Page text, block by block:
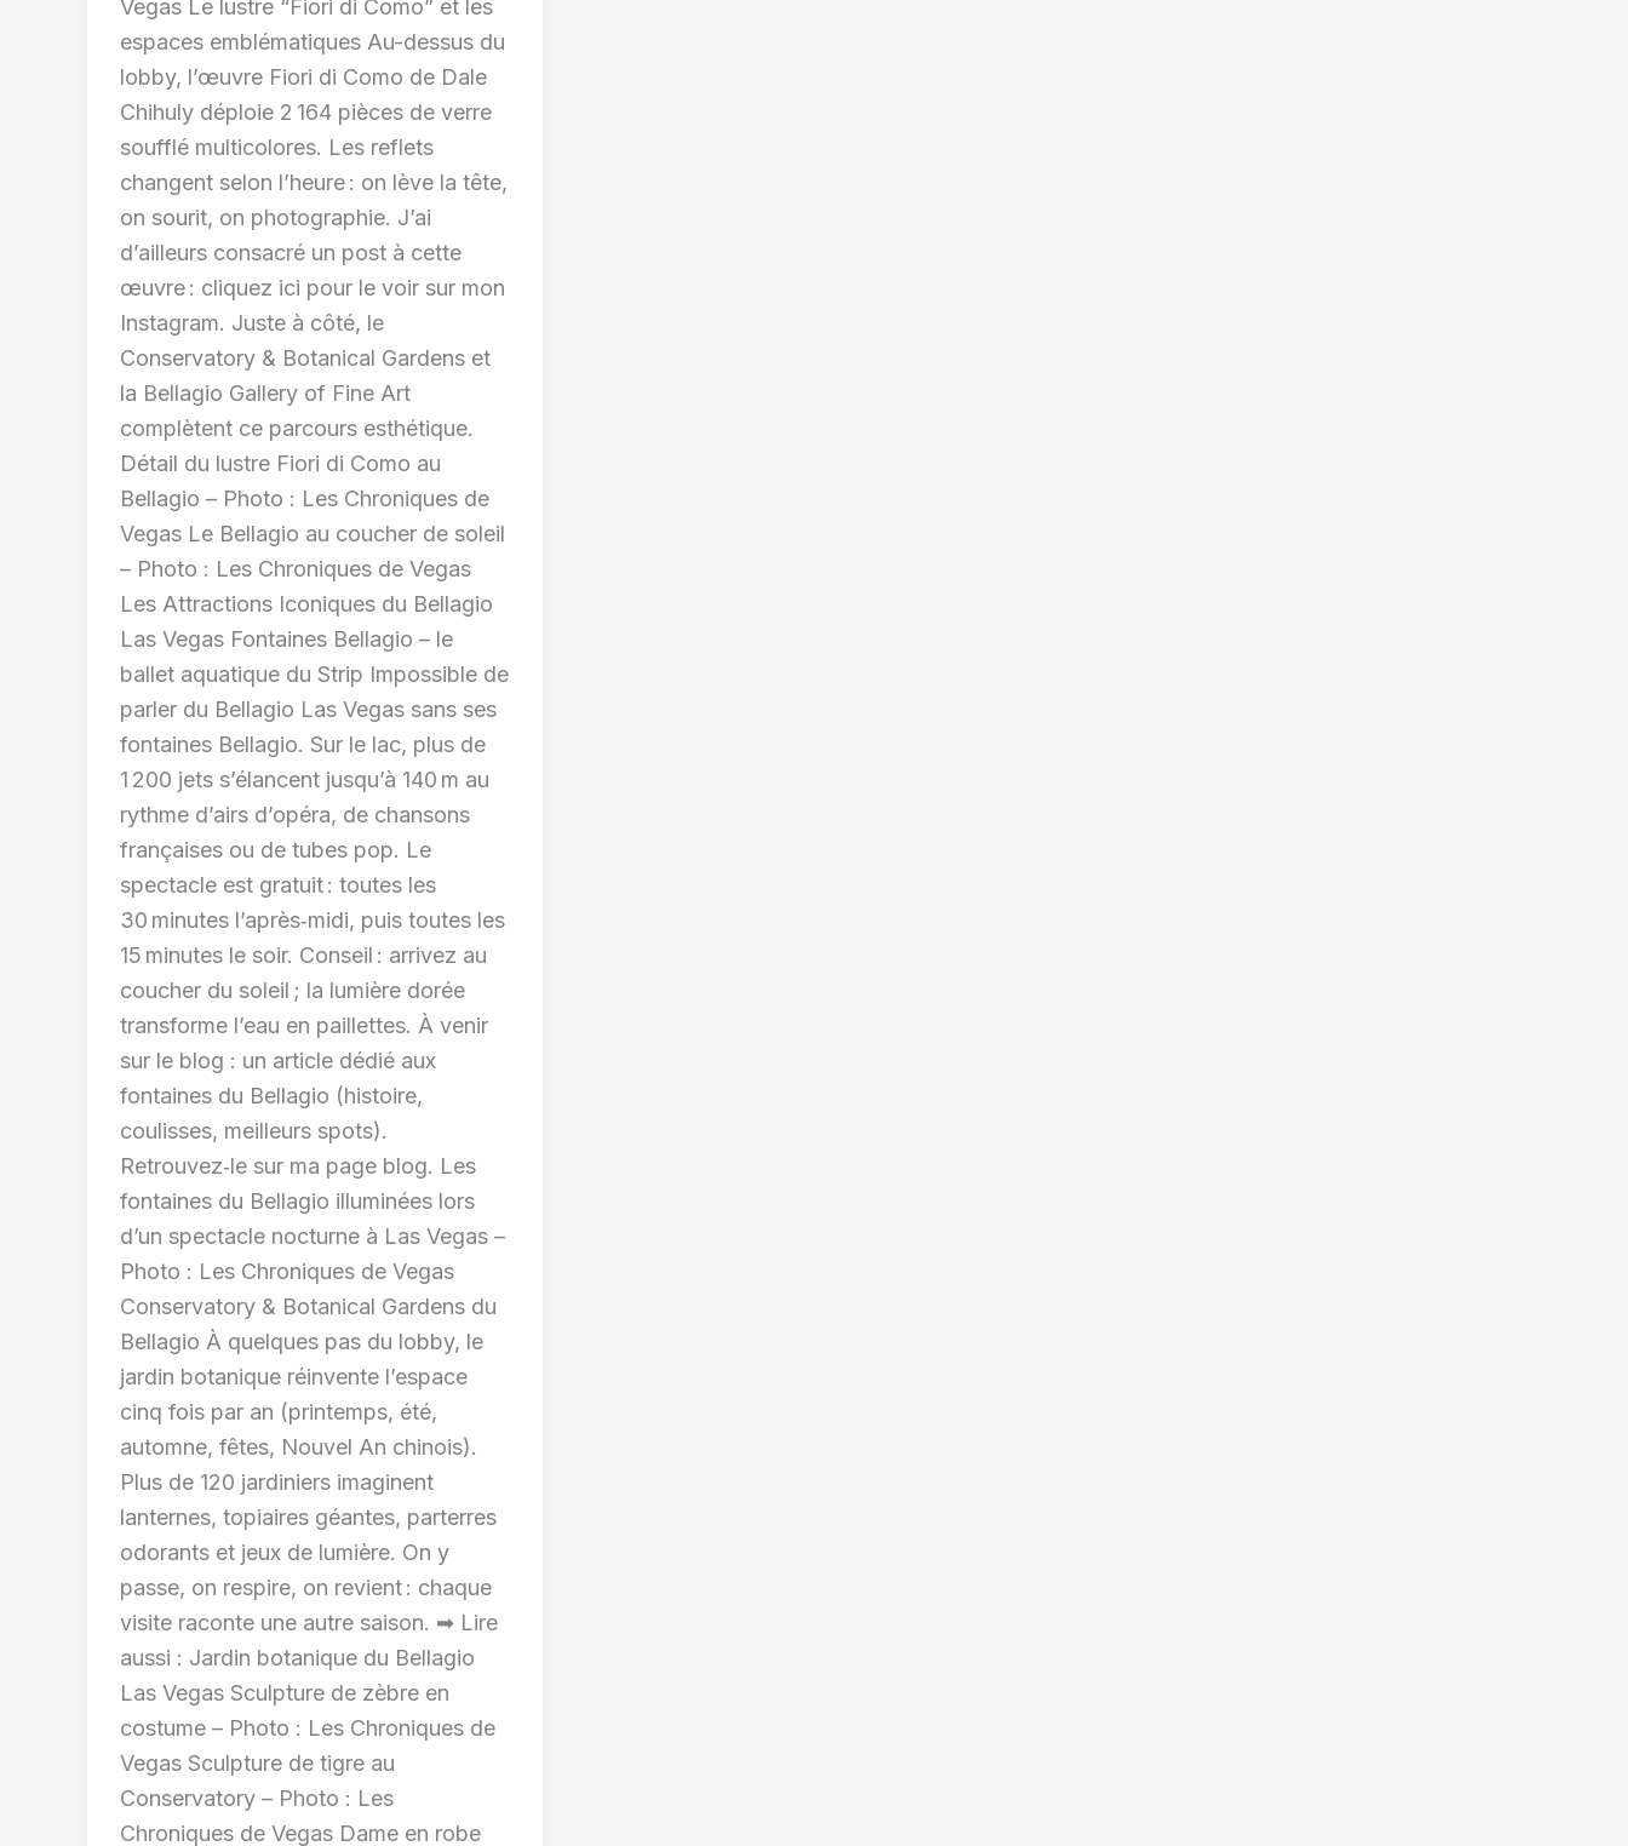
Vegas Le lustre “Fiori di Como” et les
espaces emblématiques Au-dessus du
lobby, l’œuvre Fiori di Como de Dale
Chihuly déploie 2 164 pièces de verre
soufflé multicolores. Les reflets
changent selon l’heure : on lève la tête,
on sourit, on photographie. J’ai
d’ailleurs consacré un post à cette
œuvre : cliquez ici pour le voir sur mon
Instagram. Juste à côté, le
Conservatory & Botanical Gardens et
la Bellagio Gallery of Fine Art
complètent ce parcours esthétique.
Détail du lustre Fiori di Como au
Bellagio – Photo : Les Chroniques de
Vegas Le Bellagio au coucher de soleil
– Photo : Les Chroniques de Vegas
Les Attractions Iconiques du Bellagio
Las Vegas Fontaines Bellagio – le
ballet aquatique du Strip Impossible de
parler du Bellagio Las Vegas sans ses
fontaines Bellagio. Sur le lac, plus de
1 200 jets s’élancent jusqu’à 140 m au
rythme d’airs d’opéra, de chansons
françaises ou de tubes pop. Le
spectacle est gratuit : toutes les
30 minutes l’après‑midi, puis toutes les
15 minutes le soir. Conseil : arrivez au
coucher du soleil ; la lumière dorée
transforme l’eau en paillettes. À venir
sur le blog : un article dédié aux
fontaines du Bellagio (histoire,
coulisses, meilleurs spots).
Retrouvez‑le sur ma page blog. Les
fontaines du Bellagio illuminées lors
d’un spectacle nocturne à Las Vegas –
Photo : Les Chroniques de Vegas
Conservatory & Botanical Gardens du
Bellagio À quelques pas du lobby, le
jardin botanique réinvente l’espace
cinq fois par an (printemps, été,
automne, fêtes, Nouvel An chinois).
Plus de 120 jardiniers imaginent
lanternes, topiaires géantes, parterres
odorants et jeux de lumière. On y
passe, on respire, on revient : chaque
visite raconte une autre saison. ➡ Lire
aussi : Jardin botanique du Bellagio
Las Vegas Sculpture de zèbre en
costume – Photo : Les Chroniques de
Vegas Sculpture de tigre au
Conservatory – Photo : Les
Chroniques de Vegas Dame en robe